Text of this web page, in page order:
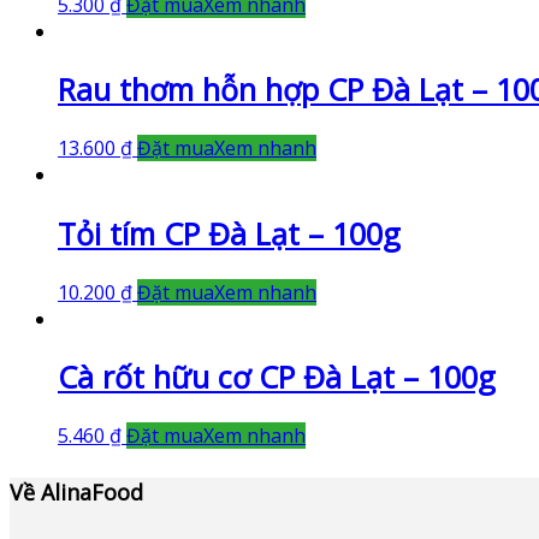
Rau thơm hỗn hợp CP Đà Lạt –
13.600 ₫Đặt muaXem nhanh
Tỏi tím CP Đà Lạt – 100g
10.200 ₫Đặt muaXem nhanh
Cà rốt hữu cơ CP Đà Lạt – 100g
5.460 ₫Đặt muaXem nhanh
Về AlinaFood